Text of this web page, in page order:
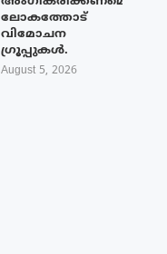
ലോകത്തോട്
വിമോചന
ഗ്രൂപ്പുകൾ.
August 5, 2026